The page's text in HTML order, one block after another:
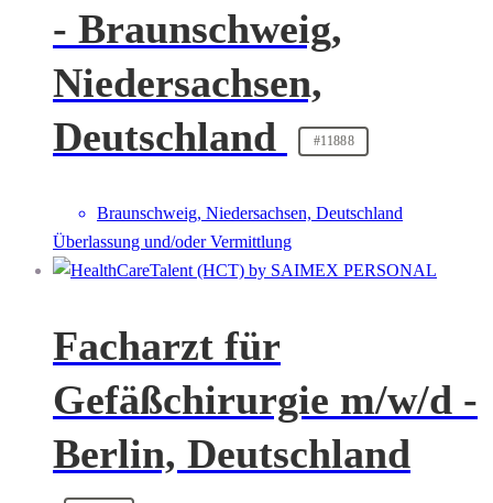
- Braunschweig,
Niedersachsen,
Deutschland
#11888
Braunschweig, Niedersachsen, Deutschland
Überlassung und/oder Vermittlung
Facharzt für
Gefäßchirurgie m/w/d -
Berlin, Deutschland